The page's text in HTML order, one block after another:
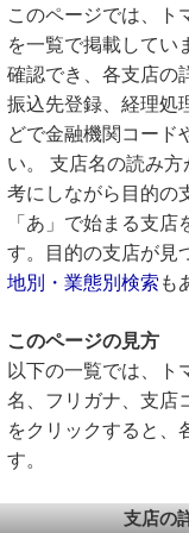
このページでは、ト
を一覧で掲載してい
確認でき、各支店の
振込先登録、経理処
どで金融機関コード
い。 支店名の読み
考にしながら目的の
「あ」で始まる支
す。目的の支店が見
地別・業態別検索 も
このページの見方
以下の一覧では、ト
名、フリガナ、支店
をクリックすると、
す。
支店の